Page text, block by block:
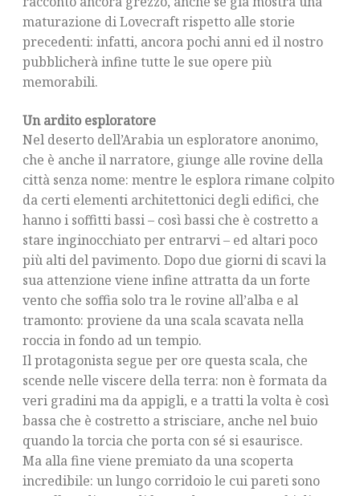
maturazione di Lovecraft rispetto alle storie
precedenti: infatti, ancora pochi anni ed il nostro
pubblicherà infine tutte le sue opere più
memorabili.
Un ardito esploratore
Nel deserto dell’Arabia un esploratore anonimo,
che è anche il narratore, giunge alle rovine della
città senza nome: mentre le esplora rimane colpito
da certi elementi architettonici degli edifici, che
hanno i soffitti bassi – così bassi che è costretto a
stare inginocchiato per entrarvi – ed altari poco
più alti del pavimento. Dopo due giorni di scavi la
sua attenzione viene infine attratta da un forte
vento che soffia solo tra le rovine all’alba e al
tramonto: proviene da una scala scavata nella
roccia in fondo ad un tempio.
Il protagonista segue per ore questa scala, che
scende nelle viscere della terra: non è formata da
veri gradini ma da appigli, e a tratti la volta è così
bassa che è costretto a strisciare, anche nel buio
quando la torcia che porta con sé si esaurisce.
Ma alla fine viene premiato da una scoperta
incredibile: un lungo corridoio le cui pareti sono